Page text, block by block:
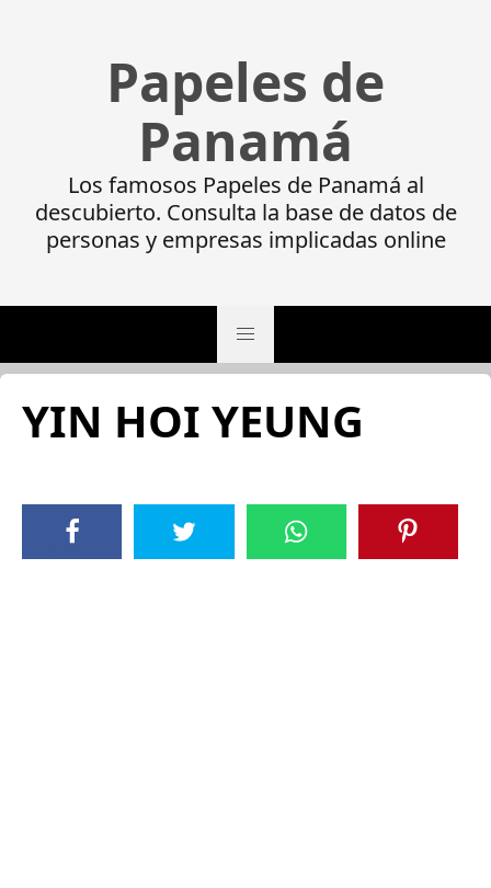
Papeles de
Panamá
Los famosos Papeles de Panamá al
descubierto. Consulta la base de datos de
personas y empresas implicadas online
YIN HOI YEUNG